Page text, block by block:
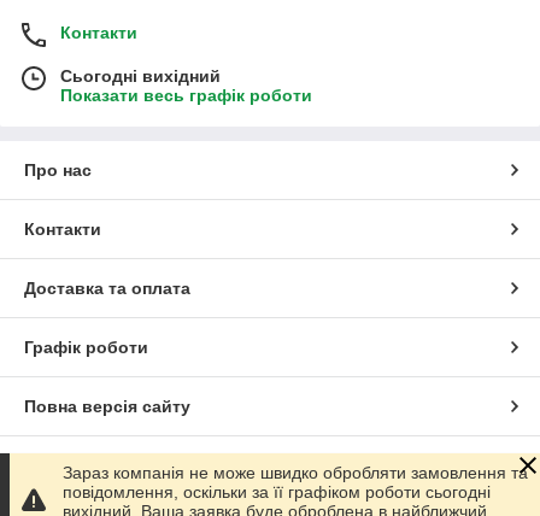
Контакти
Сьогодні вихідний
Показати весь графік роботи
Про нас
Контакти
Доставка та оплата
Графік роботи
Повна версія сайту
Сайт створено на маркетплейсі Prom.ua
Зараз компанія не може швидко обробляти замовлення та
повідомлення, оскільки за її графіком роботи сьогодні
вихідний. Ваша заявка буде оброблена в найближчий